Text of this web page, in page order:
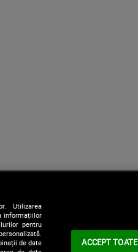
Utilizarea
informațiilor
pentru
de date
ACCEPT TOATE